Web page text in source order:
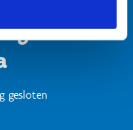
gesloten
gesloten